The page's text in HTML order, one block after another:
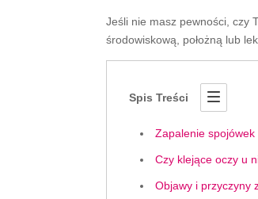
Jeśli nie masz pewności, czy
środowiskową, położną lub
Spis Treści
Zapalenie
Czy klejące oczy u
Objawy i przyczyny